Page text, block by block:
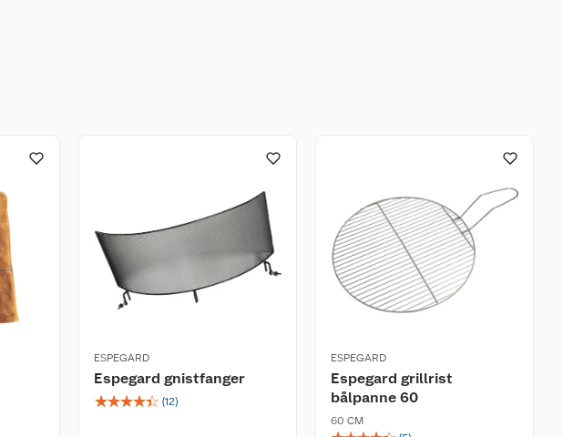
ESPEGARD
Espegard gnistfanger
☆☆☆☆☆ (12)
ESPEGARD
Espegard grillrist
bålpanne 60
60 CM